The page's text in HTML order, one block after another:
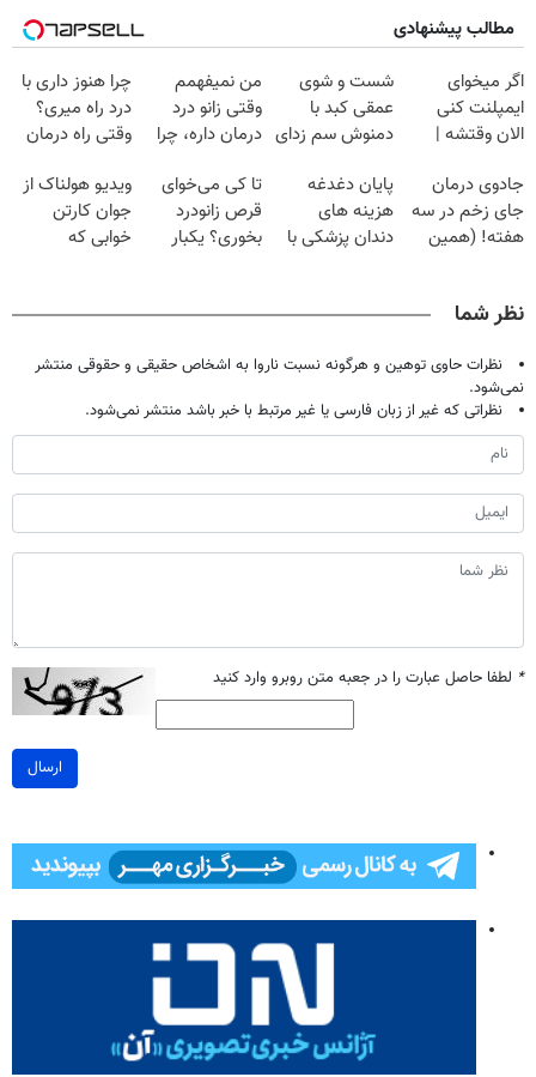
مطالب پیشنهادی
اگر میخوای
ایمپلنت کنی
الان وقتشه |
میلیون تومان!!!
شست و شوی
عمقی کبد با
دمنوش سم زدای
من نمیفهمم
وقتی زانو درد
درمان داره، چرا
تحمل میکنی؟❗
چرا هنوز داری با
درد راه میری؟
وقتی راه درمان
جادوی درمان
جای زخم در سه
هفته! (همین
پایان دغدغه
هزینه های
دندان پزشکی با
تا کی می‌خوای
قرص زانودرد
بخوری؟ یکبار
ویدیو هولناک از
جوان کارتن
خوابی که
نظر شما
نظرات حاوی توهین و هرگونه نسبت ناروا به اشخاص حقیقی و حقوقی منتشر
نمی‌شود.
نظراتی که غیر از زبان فارسی یا غیر مرتبط با خبر باشد منتشر نمی‌شود.
* لطفا حاصل عبارت را در جعبه متن روبرو وارد کنید
ارسال